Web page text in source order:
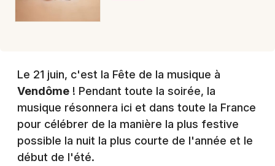
Le 21 juin, c'est la Fête de la musique à
Vendôme ! Pendant toute la soirée, la
musique résonnera ici et dans toute la France
pour célébrer de la manière la plus festive
possible la nuit la plus courte de l'année et le
début de l'été.